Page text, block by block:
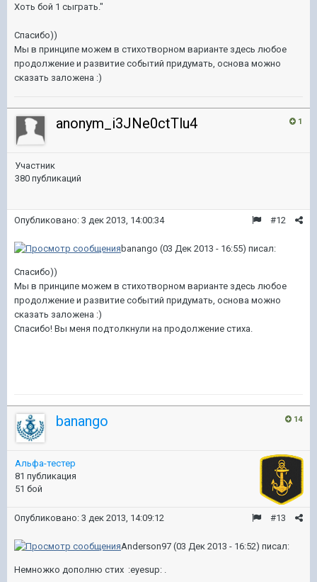
Хоть бой 1 сыграть."
Спасибо))
Мы в принципе можем в стихотворном варианте здесь любое
продолжение и развитие событий придумать, основа можно
сказать заложена :)
1
anonym_i3JNe0ctTlu4
Участник
380 публикаций
#12
Опубликовано: 3 дек 2013, 14:00:34
banango (03 Дек 2013 - 16:55) писал:
Спасибо))
Мы в принципе можем в стихотворном варианте здесь любое
продолжение и развитие событий придумать, основа можно
сказать заложена :)
Спасибо! Вы меня подтолкнули на продолжение стиха.
14
banango
Альфа-тестер
81 публикация
51 бой
#13
Опубликовано: 3 дек 2013, 14:09:12
Anderson97 (03 Дек 2013 - 16:52) писал:
Немножко дополню стих :eyesup: .